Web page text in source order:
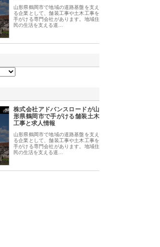
山形県鶴岡市で地域の道路基盤を支え
る企業として、舗装工事や土木工事を
手がける専門会社があります。地域住
民の生活を支える道…
株式会社アドバンスロードが山
形県鶴岡市で手がける舗装土木
工事と求人情報
山形県鶴岡市で地域の道路基盤を支え
る企業として、舗装工事や土木工事を
手がける専門会社があります。地域住
民の生活を支える道…